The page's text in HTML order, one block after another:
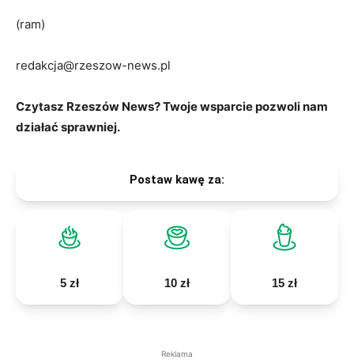
(ram)
redakcja@rzeszow-news.pl
Czytasz Rzeszów News? Twoje wsparcie pozwoli nam
działać sprawniej.
Postaw kawę za:
5 zł 10 zł 15 zł
Reklama